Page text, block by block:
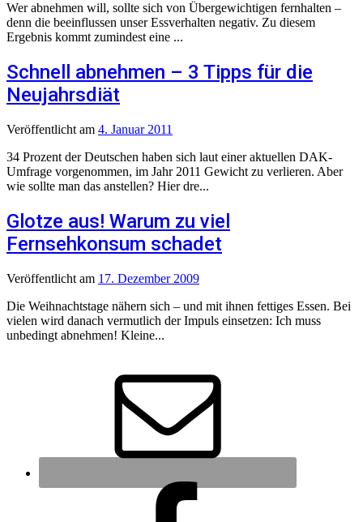
Wer abnehmen will, sollte sich von Übergewichtigen fernhalten –
denn die beeinflussen unser Essverhalten negativ. Zu diesem
Ergebnis kommt zumindest eine ...
Schnell abnehmen – 3 Tipps für die
Neujahrsdiät
Veröffentlicht am 4. Januar 2011
34 Prozent der Deutschen haben sich laut einer aktuellen DAK-
Umfrage vorgenommen, im Jahr 2011 Gewicht zu verlieren. Aber
wie sollte man das anstellen? Hier dre...
Glotze aus! Warum zu viel
Fernsehkonsum schadet
Veröffentlicht am 17. Dezember 2009
Die Weihnachtstage nähern sich – und mit ihnen fettiges Essen. Bei
vielen wird danach vermutlich der Impuls einsetzen: Ich muss
unbedingt abnehmen! Kleine...